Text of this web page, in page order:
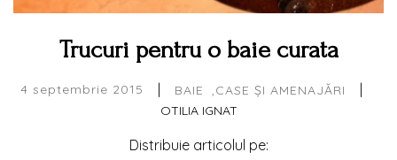
Trucuri pentru o baie curata
4 septembrie 2015 | BAIE CASE ȘI AMENAJĂRI |
OTILIA IGNAT
Distribuie articolul pe: